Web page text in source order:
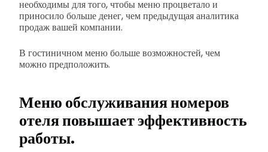
необходимы для того, чтобы меню процветало и
приносило больше денег, чем предыдущая аналитика
продаж вашей компании.
В гостиничном меню больше возможностей, чем
можно предположить.
Меню обслуживания номеров
отеля повышает эффективность
работы.